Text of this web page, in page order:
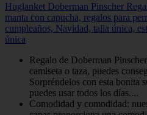
Huglanket Doberman Pinscher
manta con capucha, regalos para
cumpleaños, Navidad, talla única,
única
Regalo de Doberman
camiseta o taza, puedes
Sorpréndelos con esta bonita
puedes usar todos los días....
Comodidad y comodidad: